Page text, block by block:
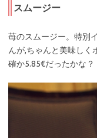
スムージー
苺のスムージー。特別
んが,ちゃんと美味しく
確か5.85€だったかな？